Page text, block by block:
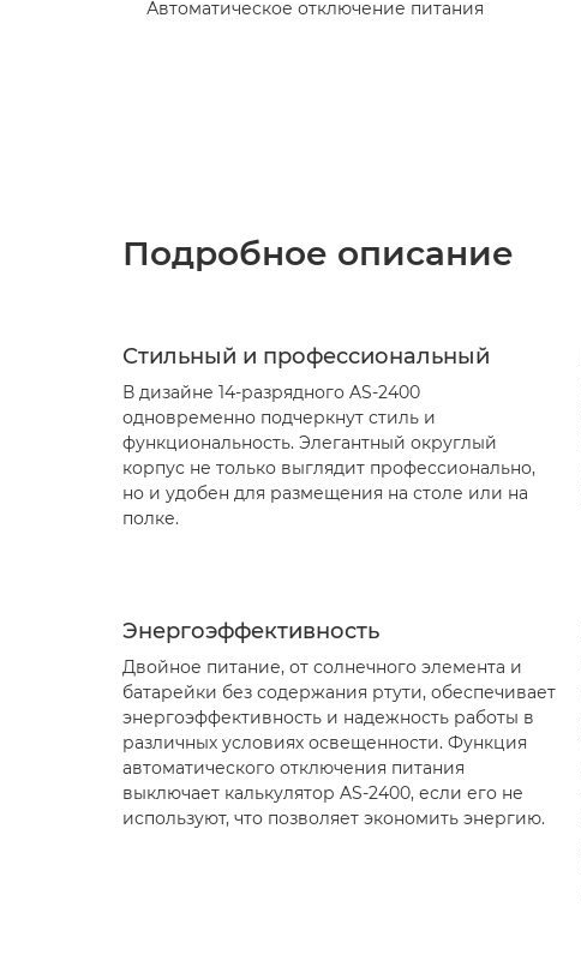
Автоматическое отключение питания
Подробное описание
Стильный и профессиональный
В дизайне 14-разрядного AS-2400
одновременно подчеркнут стиль и
функциональность. Элегантный округлый
корпус не только выглядит профессионально,
но и удобен для размещения на столе или на
полке.
Энергоэффективность
Двойное питание, от солнечного элемента и
батарейки без содержания ртути, обеспечивает
энергоэффективность и надежность работы в
различных условиях освещенности. Функция
автоматического отключения питания
выключает калькулятор AS-2400, если его не
используют, что позволяет экономить энергию.